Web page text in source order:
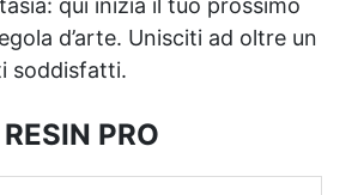
d’arte. Unisciti ad oltre un
soddisfatti.
PRO